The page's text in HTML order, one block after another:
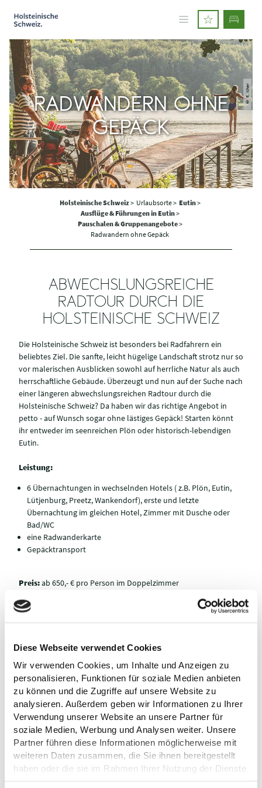
Diese Webseite verwendet Cookies
Wir verwenden Cookies, um Inhalte und Anzeigen zu
personalisieren, Funktionen für soziale Medien anbieten
zu können und die Zugriffe auf unsere Website zu
analysieren. Außerdem geben wir Informationen zu Ihrer
Verwendung unserer Website an unsere Partner für
soziale Medien, Werbung und Analysen weiter. Unsere
Partner führen diese Informationen möglicherweise mit
weiteren Daten zusammen, die Sie ihnen bereitgestellt
haben oder die sie im Rahmen Ihrer Nutzung der Dienste
gesammelt haben.
© R. Nher
RADWANDERN OHNE
GEPÄCK
Holsteinische Schweiz> Urlaubsorte > Eutin>
Ausflüge & Führungen in Eutin>
Pauschalen & Gruppenangebote>
Radwandern ohne Gepäck
ABWECHSLUNGSREICHE
RADTOUR DURCH DIE
HOLSTEINISCHE SCHWEIZ
Die Holsteinische Schweiz ist besonders bei Radfahrern ein
beliebtes Ziel. Die sanfte, leicht hügelige Landschaft strotz nur so
vor malerischen Ausblicken sowohl auf herrliche Natur als auch
herrschaftliche Gebäude. Überzeugt und nun auf der Suche nach
einer längeren abwechslungsreichen Radtour durch die
Holsteinische Schweiz? Da haben wir das richtige Angebot in
petto - auf Wunsch sogar ohne lästiges Gepäck! Starten könnt
ihr entweder im seenreichen Plön oder historisch-lebendigen
Eutin.
Leistung:
6 Übernachtungen in wechselnden Hotels ( z.B. Plön, Eutin,
Lütjenburg, Preetz, Wankendorf), erste und letzte
Übernachtung im gleichen Hotel, Zimmer mit Dusche oder
Bad/WC
eine Radwanderkarte
Gepäcktransport
Preis:ab 650,- € pro Person im Doppelzimmer
Sonstiges:
Fahrräder können gemietet werden, evtl. Kurabgabe
vor Ort
Plön erstellen je nach Startort einen individuellen Plan für
Radwandern ohne Gepäck für euch. Einfach weiter unten"Von
Eutin starten"oder"Von Plön starten"anklicken und eure
Anfrage stellen. Wir bearbeiten diese schnellstmöglich und
setzen uns mit euch in Verbindung.
STARTORTE UND ALLGEMEINE